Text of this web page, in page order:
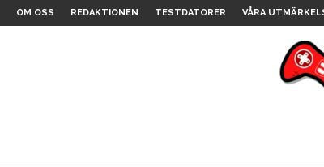
OM OSS REDAKTIONEN TESTDATORER VÅRA